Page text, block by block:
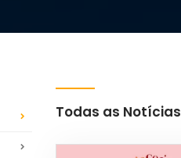
Todas as Notícias